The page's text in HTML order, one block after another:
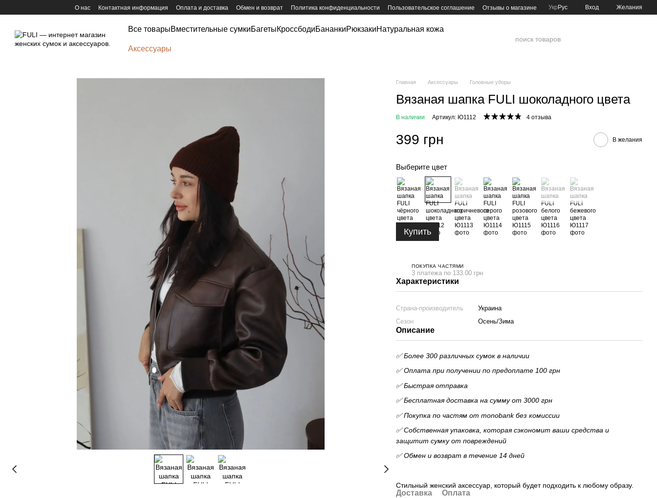
Перейти к основному контенту
О нас Контактная информация Оплата и доставка Обмен и возврат Политика конфиденциальности Пользовательское соглашение Отзывы о магазине Укр Рус Вход Желания
Все товарыВместительные сумкиБагетыКроссбодиБананкиРюкзакиНатуральная кожа
Аксессуары
Главная Аксессуары Головные уборы
Вязаная шапка FULI шоколадного цвета
В наличии Артикул: Ю1112 4 отзыва
399 грн В желания
Выберите цвет
Купить
ПОКУПКА ЧАСТЯМИ
3 платежа по 133.00 грн
Характеристики
Страна-производитель
Украина
Сезон
Осень/Зима
Описание
✅ Более 300 различных сумок в наличии
✅ Оплата при получении по предоплате 100 грн
✅ Быстрая отправка
✅ Бесплатная доставка на сумму от 3000 грн
✅ Покупка по частям от monobank без комиссии
✅ Собственная упаковка, которая сэкономит ваши средства и
защитит сумку от повреждений
✅ Обмен и возврат в течение 14 дней
Стильный женский аксессуар, который будет подходить к любому образу.
Доставка Оплата